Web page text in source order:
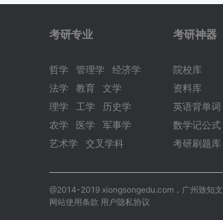
考研专业
哲学 管理学
经济学
法学
教育
文学
理学
工学
历史学
农学
医学
军事学
艺术学
交叉学科
考研神器
院校库
资料库
英语背单词
数学记公式
考研刷题库
@2014-2019 xiongsongedu.com，广州致知
网站使用条款 用户隐私协议